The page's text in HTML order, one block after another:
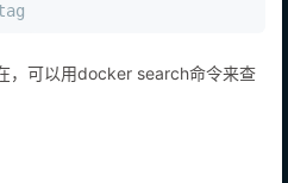
，可以用docker search命令来查